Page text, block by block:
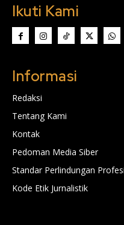
Ikuti Kami
Informasi
Redaksi
Tentang Kami
Kontak
Pedoman Media Siber
Standar Perlindungan
Kode Etik Jurnalistik